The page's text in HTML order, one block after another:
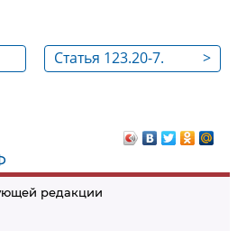
редакции
>
Статья 123.20-7.